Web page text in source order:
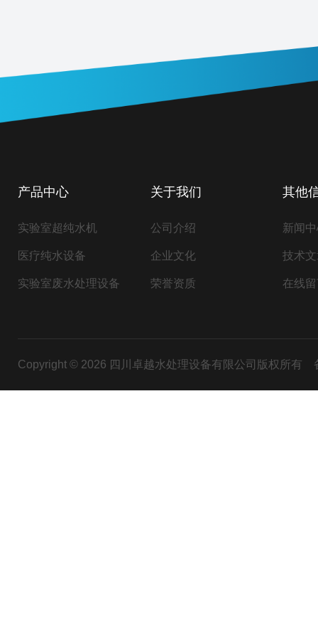
产品中心
实验室超纯水机
医疗纯水设备
实验室废水处理设备
关于我们
公司介绍
企业文化
荣誉资质
其他
新闻
技术
在线
Copyright © 2026 四川卓越水处理设备有限公司版权所有